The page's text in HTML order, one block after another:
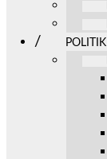
POLITIK